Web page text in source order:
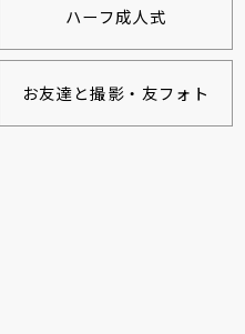
ハーフ成人式
お友達と撮影・友フォト